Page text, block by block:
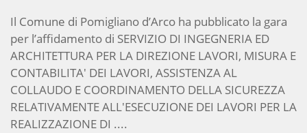
Il Comune di Pomigliano d’Arco ha pubblicato la gara
per l’affidamento di SERVIZIO DI INGEGNERIA ED
ARCHITETTURA PER LA DIREZIONE LAVORI, MISURA E
CONTABILITA' DEI LAVORI, ASSISTENZA AL
COLLAUDO E COORDINAMENTO DELLA SICUREZZA
RELATIVAMENTE ALL'ESECUZIONE DEI LAVORI PER LA
REALIZZAZIONE DI ....